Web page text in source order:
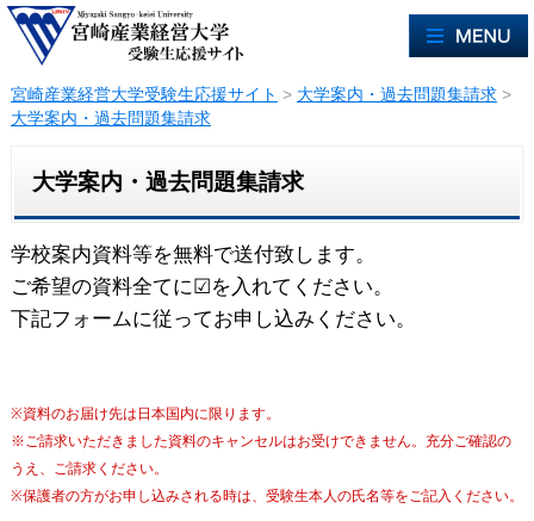
宮崎産業経営大学受験生応援サイト > 大学案内・過去問題集請求 >
大学案内・過去問題集請求
大学案内・過去問題集請求
学校案内資料等を無料で送付致します。
ご希望の資料全てに☑を入れてください。
下記フォームに従ってお申し込みください。
※資料のお届け先は日本国内に限ります。
※ご請求いただきました資料のキャンセルはお受けできません。充分ご確認の
うえ、ご請求ください。
※保護者の方がお申し込みされる時は、受験生本人の氏名等をご記入ください。